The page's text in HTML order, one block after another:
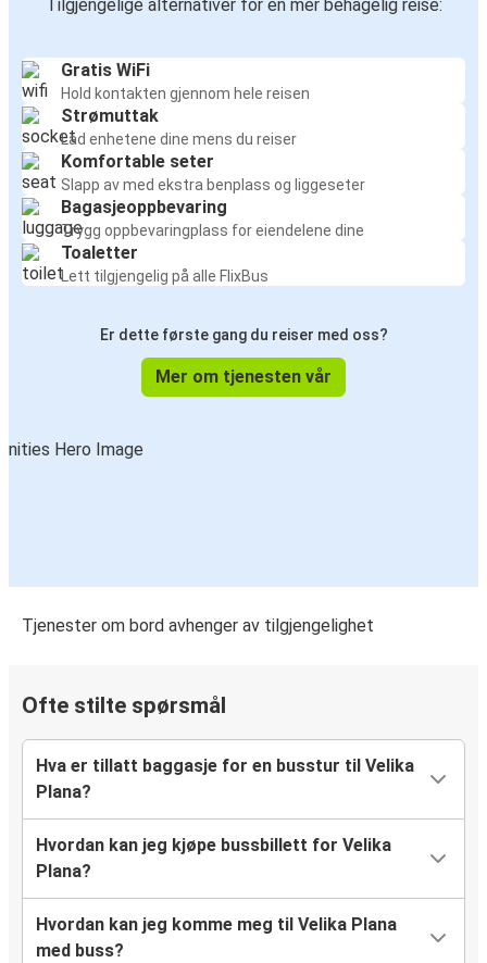
Tilgjengelige alternativer for en mer behagelig reise:
Gratis WiFi
Hold kontakten gjennom hele reisen
Strømuttak
Lad enhetene dine mens du reiser
Komfortable seter
Slapp av med ekstra benplass og liggeseter
Bagasjeoppbevaring
Trygg oppbevaringplass for eiendelene dine
Toaletter
Lett tilgjengelig på alle FlixBus
Er dette første gang du reiser med oss?
Mer om tjenesten vår
Tjenester om bord avhenger av tilgjengelighet
Ofte stilte spørsmål
Hva er tillatt baggasje for en busstur til Velika
Plana?
Hvordan kan jeg kjøpe bussbillett for Velika
Plana?
Hvordan kan jeg komme meg til Velika Plana
med buss?